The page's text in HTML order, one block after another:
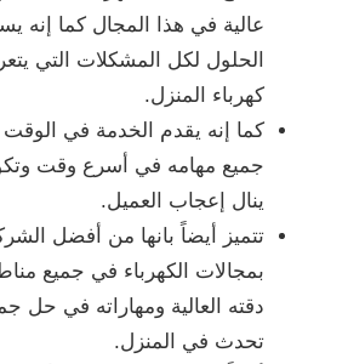
عالية في هذا المجال كما إنه
الحلول لكل المشكلات التي
كهرباء المنزل.
كما إنه يقدم الخدمة في الوقت
جميع مهامه في أسرع وقت
ينال إعجاب العميل.
تتميز أيضاً بانها من أفضل
بمجالات الكهرباء في جميع
دقته العالية ومهاراته في حل
تحدث في المنزل.